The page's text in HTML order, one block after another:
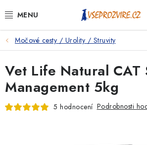
na
PSI
KOČKY
KONĚ
Močové cesty / Urolity / Struvity
Vet Life Natural CAT
Management 5kg
5 hodnocení Podrobnosti